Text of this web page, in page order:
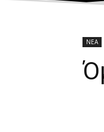
ΝΕΑ